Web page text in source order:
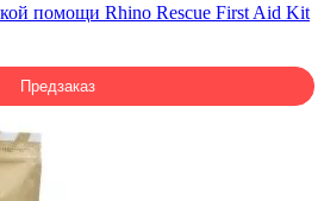
помощи Rhino Rescue First Aid Kit
Предзаказ